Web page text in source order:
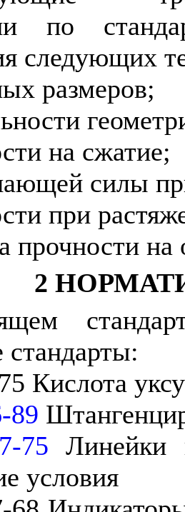
по
следующих
размеров;
на сжатие;
силы
при
прочности на
2
Кислота
89
75 Линейки
условия